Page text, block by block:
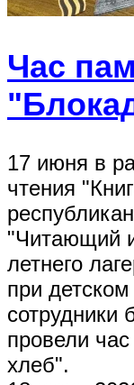
Час
17 июня в
чтения
"Читающий
летнего
при
провели
хлеб".